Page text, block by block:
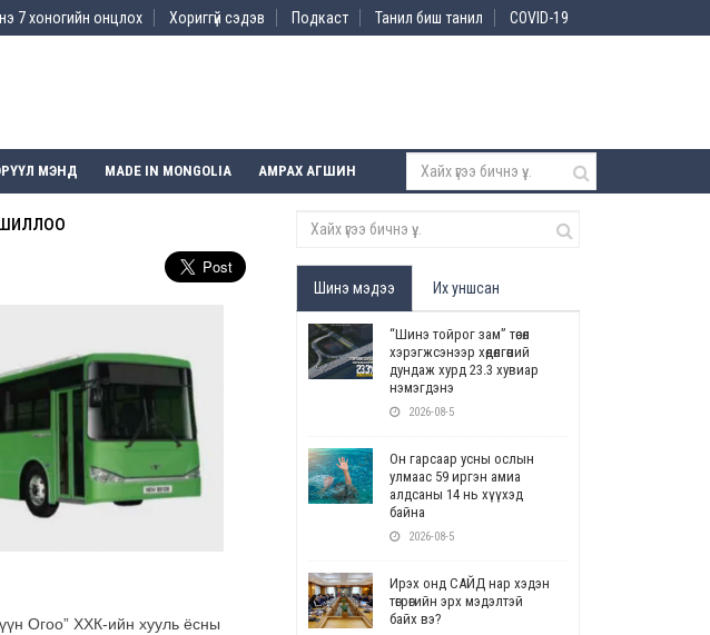
7 хоногийн онцлох Хориггүй сэдэв Подкаст Танил биш танил COVID-19
МЭНД MADE IN MONGOLIA АМРАХ АГШИН
Огоо” ХХК-ийн хууль ёсны
Шинэ мэдээ Их уншсан
“Шинэ тойрог зам” төсөл
хэрэгжсэнээр хөдөлгөөний
дундаж хурд 23.3 хувиар
нэмэгдэнэ
2026-08-5
Он гарсаар усны ослын
улмаас 59 иргэн амиа
алдсаны 14 нь хүүхэд
байна
2026-08-5
Ирэх онд САЙД нар хэдэн
төгрөгийн эрх мэдэлтэй
байх вэ?